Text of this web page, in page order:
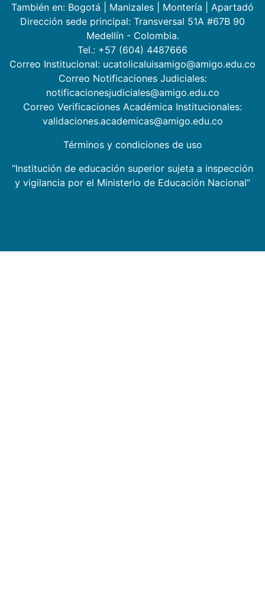
También en: Bogotá Manizales Montería
Apartadó
Dirección sede principal: Transversal 51A #67B 90
Medellín - Colombia.
Tel.: +57 (604) 4487666
Correo Institucional: ucatolicaluisamigo@amigo.edu.co
Correo Notificaciones Judiciales:
notificacionesjudiciales@amigo.edu.co
Correo Verificaciones Académica Institucionales:
validaciones.academicas@amigo.edu.co
Términos y condiciones de uso
“Institución de educación superior sujeta a inspección
y vigilancia por el Ministerio de Educación Nacional”